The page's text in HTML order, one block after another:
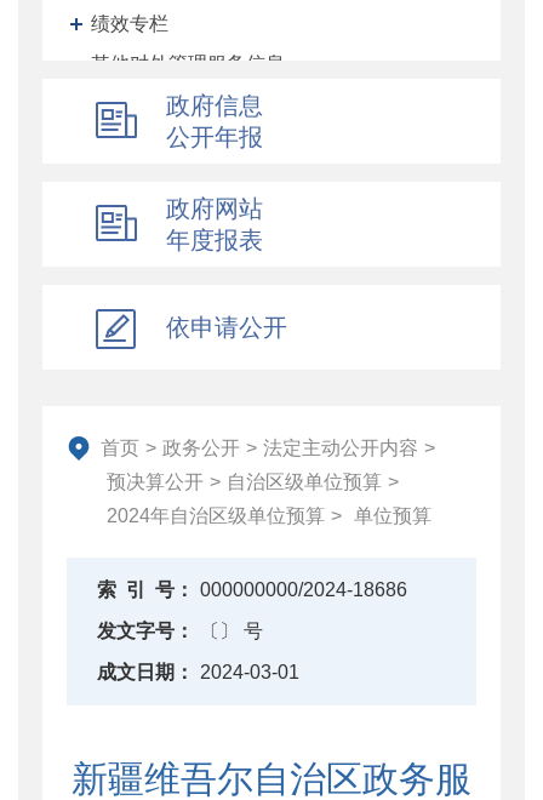
绩效专栏
其他对外管理服务信息
提案议案
执行公开
重大行政决策预公开
减税降费专栏
直达资金
财政改革与业务
重点领域信息公开
政府信息
公开年报
政府网站
年度报表
依申请公开
首页 > 政务公开 > 法定主动公开内容 >
预决算公开 > 自治区级单位预算 >
2024年自治区级单位预算 > 单位预算
索 引 号：
000000000/2024-18686
发文字号：
〔〕 号
成文日期：
2024-03-01
新疆维吾尔自治区政务服